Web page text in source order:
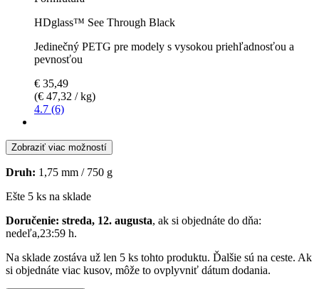
HDglass™ See Through Black
Jedinečný PETG pre modely s vysokou priehľadnosťou a
pevnosťou
€ 35,49
(€ 47,32 / kg)
4.7 (6)
Zobraziť viac možností
Druh: 1,75 mm / 750 g
Ešte 5 ks na sklade
Doručenie: streda, 12. augusta, ak si objednáte do dňa:
nedeľa,23:59 h.
Na sklade zostáva už len 5 ks tohto produktu. Ďalšie sú na ceste. Ak
si objednáte viac kusov, môže to ovplyvniť dátum dodania.